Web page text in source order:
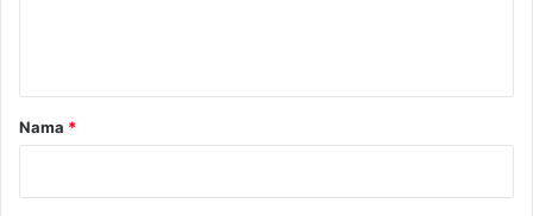
r
Nama *